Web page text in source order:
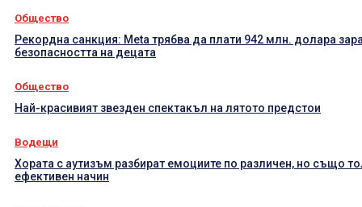
Общество
Рекордна санкция: Meta трябва да плати 942 млн. долара
безопасността на децата
Общество
Най-красивият звезден спектакъл на лятото предстои
Водещи
Хората с аутизъм разбират емоциите по различен, но също
ефективен начин